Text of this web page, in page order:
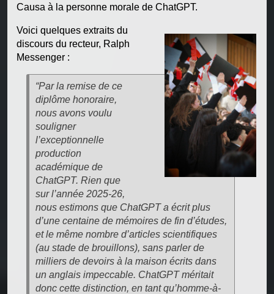
Causa à la personne morale de ChatGPT.
Voici quelques extraits du
discours du recteur, Ralph
Messenger :
“Par la remise de ce
diplôme honoraire,
nous avons voulu
souligner
l’exceptionnelle
production
académique de
ChatGPT. Rien que
sur l’année 2025-26,
nous estimons que ChatGPT a écrit plus
d’une centaine de mémoires de fin d’études,
et le même nombre d’articles scientifiques
(au stade de brouillons), sans parler de
milliers de devoirs à la maison écrits dans
un anglais impeccable. ChatGPT méritait
donc cette distinction, en tant qu’homme-à-